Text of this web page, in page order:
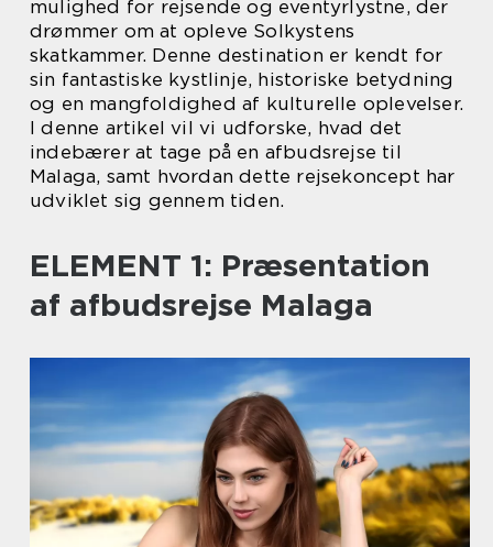
mulighed for rejsende og eventyrlystne, der
drømmer om at opleve Solkystens
skatkammer. Denne destination er kendt for
sin fantastiske kystlinje, historiske betydning
og en mangfoldighed af kulturelle oplevelser.
I denne artikel vil vi udforske, hvad det
indebærer at tage på en afbudsrejse til
Malaga, samt hvordan dette rejsekoncept har
udviklet sig gennem tiden.
ELEMENT 1: Præsentation
af afbudsrejse Malaga